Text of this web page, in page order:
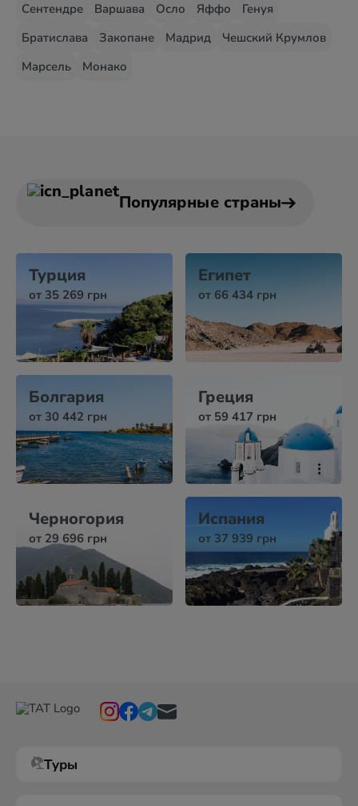
Сентендре
Варшава Осло Яффо
Генуя
Братислава
Закопане Мадрид
Чешский Крумлов
Марсель
Монако
Популярные страны
Турция
от 35 269 грн
Египет
от 66 434 грн
Болгария
от 30 442 грн
Греция
от 59 417 грн
Черногория
от 29 696 грн
Испания
от 37 939 грн
Туры